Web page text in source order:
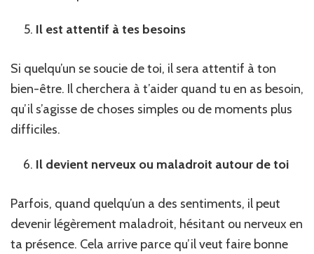
Il est attentif à tes besoins
Si quelqu’un se soucie de toi, il sera attentif à ton
bien-être. Il cherchera à t’aider quand tu en as besoin,
qu’il s’agisse de choses simples ou de moments plus
difficiles.
Il devient nerveux ou maladroit autour de toi
Parfois, quand quelqu’un a des sentiments, il peut
devenir légèrement maladroit, hésitant ou nerveux en
ta présence. Cela arrive parce qu’il veut faire bonne